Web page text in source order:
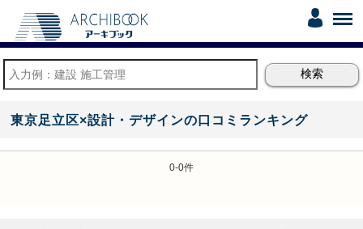
東京足立区×設計・デザインの口コミランキング
0-0件